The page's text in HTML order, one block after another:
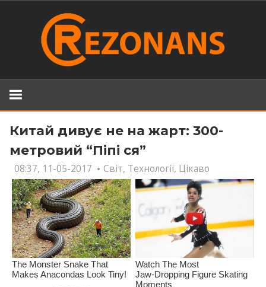
Китай дивує не на жарт: 300-
метровий “Піпі ся”
08:37, 11-05-2017 Світ, Технології, Цікаво